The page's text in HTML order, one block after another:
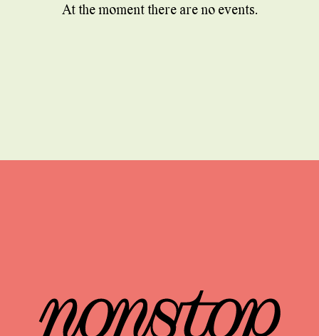
At the moment there are no events.